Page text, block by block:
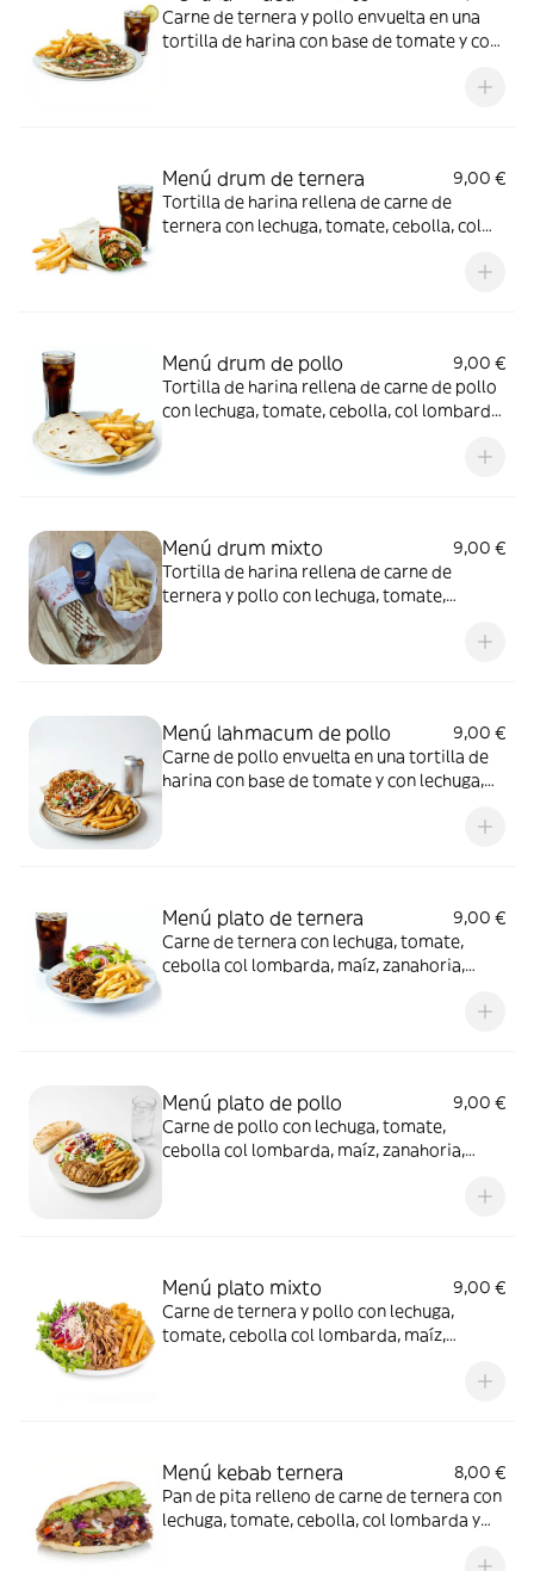
Carne de ternera y pollo envuelta en una
tortilla de harina con base de tomate y con
Menú drum de ternera
9,00 €
Tortilla de harina rellena de carne de
ternera con lechuga, tomate, cebolla, col
Menú drum de pollo
9,00 €
Tortilla de harina rellena de carne de pollo
con lechuga, tomate, cebolla, col lombarda
Menú drum mixto
9,00 €
Tortilla de harina rellena de carne de
ternera y pollo con lechuga, tomate,
Menú lahmacum de pollo
9,00 €
Carne de pollo envuelta en una tortilla de
harina con base de tomate y con lechuga,
Menú plato de ternera
9,00 €
Carne de ternera con lechuga, tomate,
cebolla col lombarda, maíz, zanahoria,
bebida de 33cl a elegir acompañado de un
Menú plato de pollo
9,00 €
Carne de pollo con lechuga, tomate,
cebolla col lombarda, maíz, zanahoria,
bebida de 33cl a elegir acompañado de un
Menú plato mixto
9,00 €
Carne de ternera y pollo con lechuga,
tomate, cebolla col lombarda, maíz,
Menú kebab ternera
8,00 €
Pan de pita relleno de carne de ternera con
lechuga, tomate, cebolla, col lombarda y